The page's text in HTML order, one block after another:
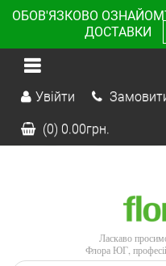
ОБОВ'ЯЗКОВО
ДОСТАВКИ
Увійти
(0) 0.00грн.
Ласкаво
Флора ЮГ,